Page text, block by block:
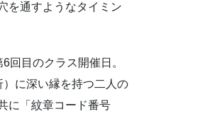
を通すようなタイミン
回目のクラス開催日。
に深い縁を持つ二人の
に「紋章コード番号